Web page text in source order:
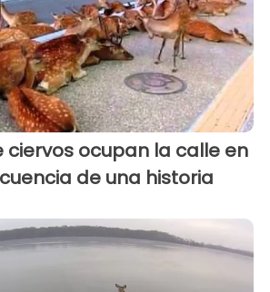
ciervos ocupan la calle en
de una historia